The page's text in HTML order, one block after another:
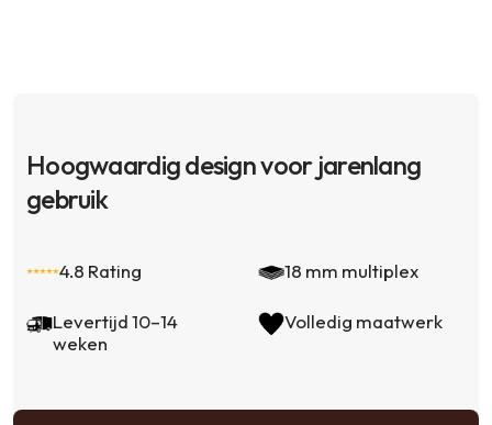
Hoogwaardig design voor jarenlang
gebruik
4.8 Rating 18 mm multiplex
Levertijd 10–14
weken
Volledig maatwerk